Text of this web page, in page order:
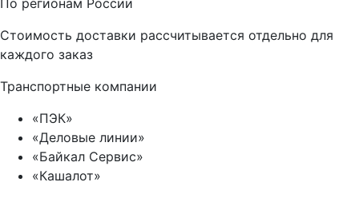
Стоимость доставки рассчитывается отдельно для
каждого заказ
Транспортные компании
«ПЭК»
«Деловые линии»
«Байкал Сервис»
«Кашалот»